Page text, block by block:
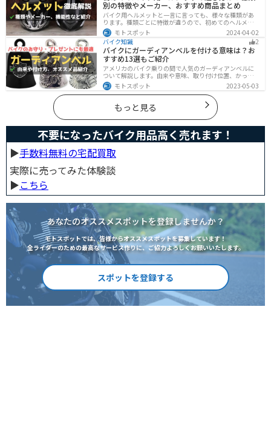
別の特徴やメーカー、おすすめ商品まとめ
バイク用ヘルメットと一言に言っても、様々な種類があ
ります。種類ごとに特徴が違うので、初めてのヘルメッ
ト選びで失敗しないように、しっかりと理解して選ぶよ
うにしましょう。この記事では、特徴やメリットデメリ
ット、有名メーカーなど初心者が知っておくべきことを
まとめました。
モトスポット
2024-04-02
バイク知識
2
バイクにガーディアンベルを付ける意味は？お
すすめ13選もご紹介
アメリカのバイク乗りの間で人気のガーディアンベルに
ついて解説します。由来や意味、取り付け位置、かっこ
いいオススメのガーディアンベルも紹介します。自分用
のお守りとしてだけでなく、プレゼントとしても最適な
ので、気になっている人は参考にしてみてください。
モトスポット 2023-05-03
もっと見る
不要になったバイク用品高く売れます！
▶︎手数料無料の宅配買取
実際に売ってみた体験談
▶︎こちら
あなたのオススメスポットを登録しませんか？
モトスポットでは、皆様からオススメスポットを募集しています！
全ライダーのための最高なサービス作りに、ご協力よろしくお願いいたします。
スポットを登録する